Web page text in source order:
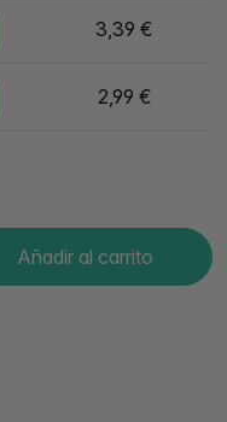
3,39 €
2,99 €
Añadir al carrito